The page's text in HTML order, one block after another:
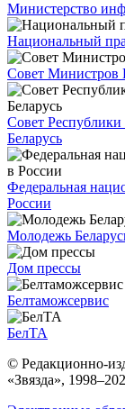
Министерство
Национальный
Совет Министров
Совет
Беларусь
Федеральная
России
Молодежь
Дом прессы
Белтаможсервис
БелТА
© Редакционно-
«Звязда», 1998–